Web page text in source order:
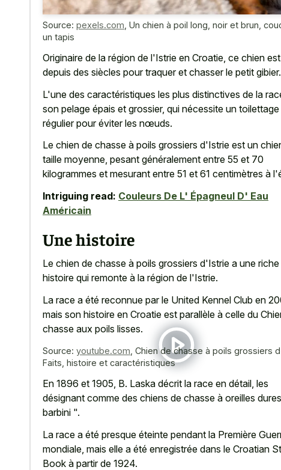
Source: pexels.com Un chien à poil long, noir et brun,
un tapis
Originaire de la région de l'Istrie en Croatie, ce chien
depuis des siècles pour traquer et chasser le petit gibier.
L'une des caractéristiques les plus distinctives de la
son pelage épais et grossier, qui nécessite un toilettage
régulier pour éviter les nœuds.
Le chien de chasse à poils grossiers d'Istrie est un
taille moyenne, pesant généralement entre 55 et 70
kilogrammes et mesurant entre 51 et 61 centimètres à
Intriguing read: Couleurs De L' Épagneul D' Eau
Américain
Une histoire
Le chien de chasse à poils grossiers d'Istrie a une riche
histoire qui remonte à la région de l'Istrie.
La race a été reconnue par le United Kennel Club en
mais son histoire en Croatie est parallèle à celle du
chasse aux poils lisses.
Source: youtube.com Chien de chasse à poils grossiers
Faits, histoire et caractéristiques
En 1896 et 1905, B. Laska décrit la race en détail, les
désignant comme des chiens de chasse à oreilles
barbini ".
La race a été presque éteinte pendant la Première
mondiale, mais elle a été enregistrée dans le Croatian
Book à partir de 1924.